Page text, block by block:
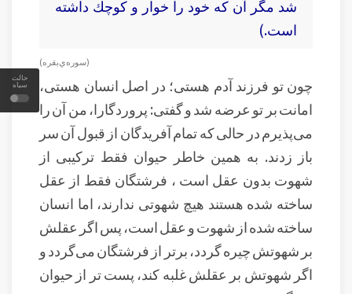
حالت
سیاه
شد مگر آن كه خود را خوار و كوچك داشته
است.)
(سوره‌ي بقره )
چون تو فرزند آدم هستی؛ در اصل انسان هستی،
امانت بر تو عرضه شد و گفتی: پروردگارا، من آن را
می‌پذیرم در حالی که تمام آفریدگان از قبول آن سر
باز زدند. به همین خاطر حیوان فقط ترکیبی از
شهوت بدون عقل است ، فرشتگان فقط از عقل
ساخته شده هستند هیچ شهوتی ندارند، اما انسان
ساخته شده از شهوت و عقل است، پس اگر عقلش
بر شهوتش چیره گردد، برتر از فرشتگان می‌گردد و
اگر شهوتش بر عقلش غلبه کند، پست تر از حیوان